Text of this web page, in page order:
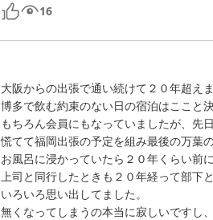
16
大阪からの出張で通い続けて２０年超え
博多で飲む約束のない日の宿泊はここと
もちろん会員にもなっていましたが、先
慌てて福岡出張の予定を組み最後の万葉
お風呂に浸かっていたら２０年くらい前
上司と同行したときも２０年経って部下
いろいろ思い出してました。
無くなってしまうの本当に寂しいですし